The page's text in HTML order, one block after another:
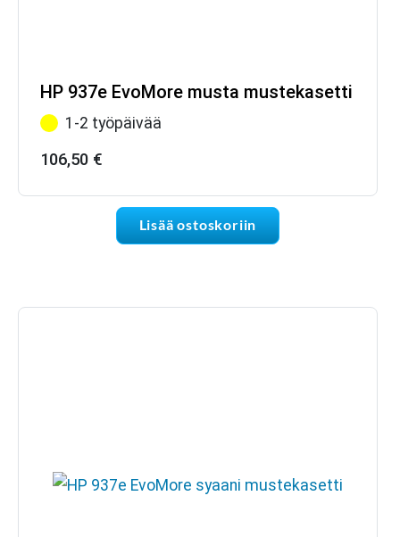
HP 937e EvoMore musta mustekasetti
1-2 työpäivää
106,50 €
Lisää ostoskoriin